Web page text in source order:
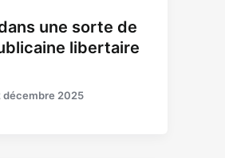
une sorte de
libertaire
décembre 2025